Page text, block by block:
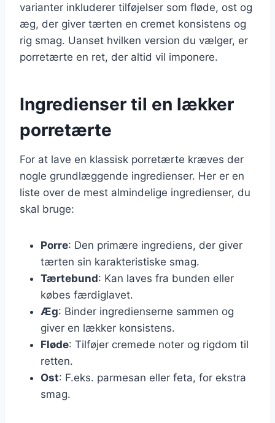
varianter inkluderer tilføjelser som fløde, ost og
æg, der giver tærten en cremet konsistens og
rig smag. Uanset hvilken version du vælger, er
porretærte en ret, der altid vil imponere.
Ingredienser til en lækker
porretærte
For at lave en klassisk porretærte kræves der
nogle grundlæggende ingredienser. Her er en
liste over de mest almindelige ingredienser, du
skal bruge:
Porre: Den primære ingrediens, der giver
tærten sin karakteristiske smag.
Tærtebund: Kan laves fra bunden eller
købes færdiglavet.
Æg: Binder ingredienserne sammen og
giver en lækker konsistens.
Fløde: Tilføjer cremede noter og rigdom til
retten.
Ost: F.eks. parmesan eller feta, for ekstra
smag.